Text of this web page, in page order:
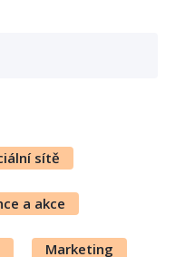
sítě
a akce
Marketing